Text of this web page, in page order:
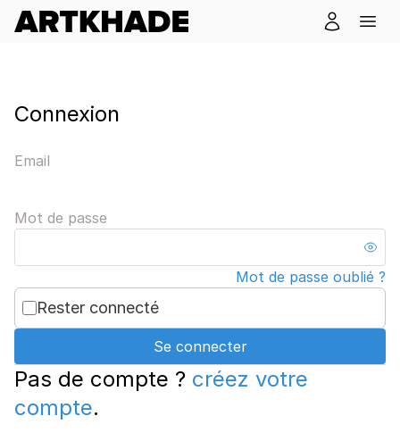
Connexion
Email
Mot de passe
Mot de passe oublié ?
Rester connecté
Se connecter
Pas de compte ? créez votre
compte.